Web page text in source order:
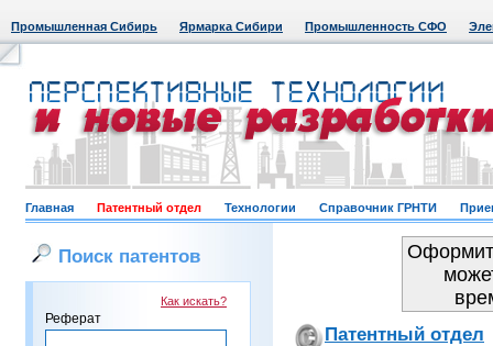
Промышленная Сибирь Ярмарка Сибири Промышленность СФО
Главная Патентный отдел Технологии Справочник ГРНТИ
Поиск патентов
Как искать?
Реферат
Патентный отдел